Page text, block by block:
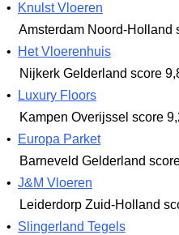
•
Knulst Vloeren
Amsterdam Noord-Holland
•
Het Vloerenhuis
Nijkerk Gelderland score
•
Luxury Floors
Kampen Overijssel score
•
Europa Parket
Barneveld Gelderland
• J&M Vloeren
Leiderdorp Zuid-Holland
• Slingerland Tegels